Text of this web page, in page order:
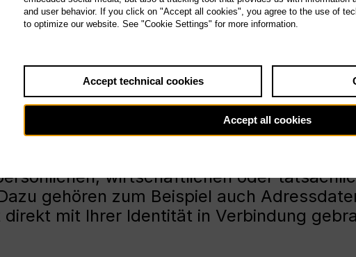
Daten
sind Einzelangaben über natürliche
wirtschaftlichen oder
gehören zum Beispiel auch
mit Ihrer Identität in Verbindung
and user behavior. If you click on "Accept all cookies", you agree to the use of
to optimize our website. See "Cookie Settings" for more information.
Accept technical cookies
Accept all cookies